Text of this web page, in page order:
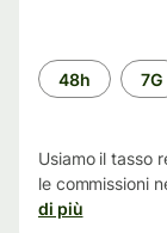
Periodo
di
48h 7G
Usiamo il tasso
le commissioni
di più